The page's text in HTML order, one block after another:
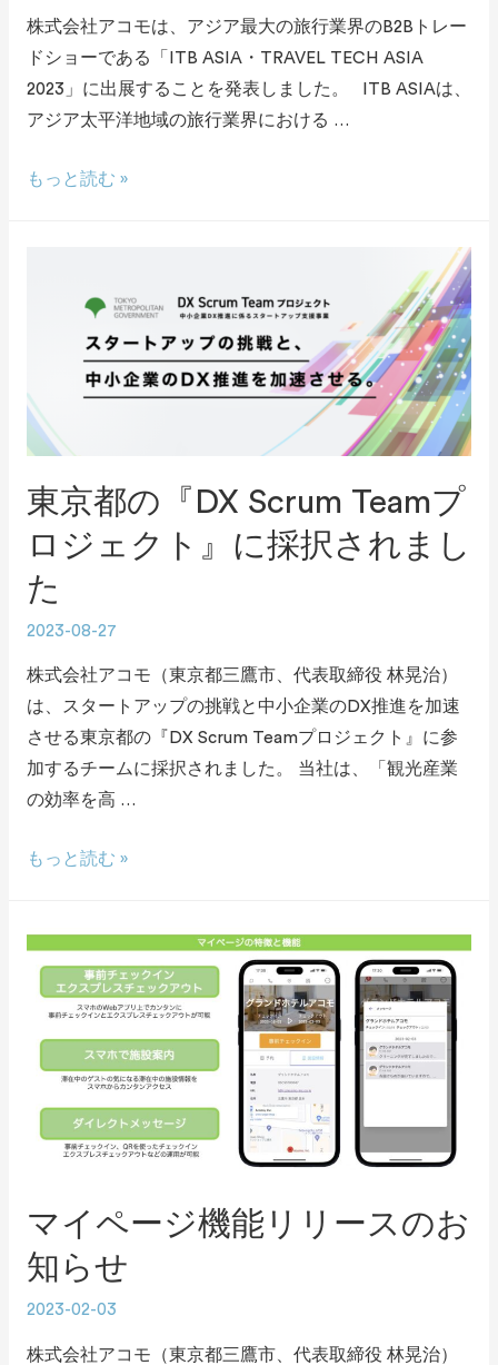
株式会社アコモは、アジア最大の旅行業界のB2Bトレー
ドショーである「ITB ASIA・TRAVEL TECH ASIA
2023」に出展することを発表しました。 ITB ASIAは、
アジア太平洋地域の旅行業界における …
もっと読む »
東京都の『DX Scrum Teamプ
ロジェクト』に採択されまし
た
2023-08-27
株式会社アコモ（東京都三鷹市、代表取締役 林晃治）
は、スタートアップの挑戦と中小企業のDX推進を加速
させる東京都の『DX Scrum Teamプロジェクト』に参
加するチームに採択されました。 当社は、「観光産業
の効率を高 …
もっと読む »
マイページ機能リリースのお
知らせ
2023-02-03
株式会社アコモ（東京都三鷹市、代表取締役 林晃治）